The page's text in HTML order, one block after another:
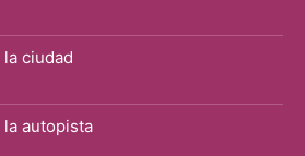
ciudad
la autopista